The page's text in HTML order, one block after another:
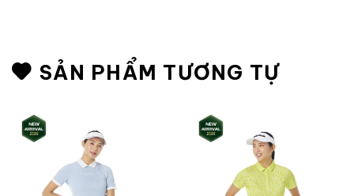
SẢN PHẨM TƯƠNG TỰ